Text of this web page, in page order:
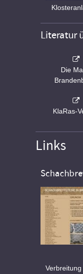
Literatur
Die
KlaRas-
Links